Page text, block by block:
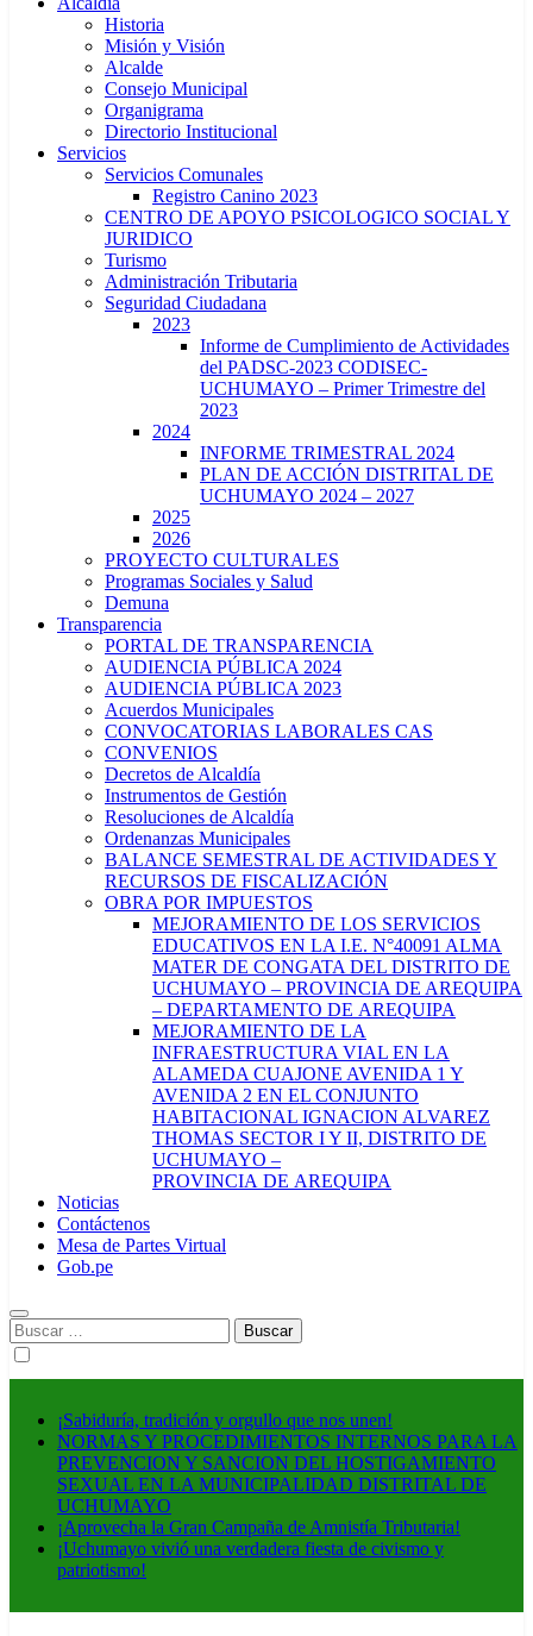
Historia
Misión y Visión
Alcalde
Consejo Municipal
Organigrama
Directorio Institucional
Servicios
Servicios Comunales
Registro Canino 2023
CENTRO DE APOYO PSICOLOGICO SOCIAL Y
JURIDICO
Turismo
Administración Tributaria
Seguridad Ciudadana
2023
Informe de Cumplimiento de Actividades
del PADSC-2023 CODISEC-
UCHUMAYO – Primer Trimestre del
2023
2024
INFORME TRIMESTRAL 2024
PLAN DE ACCIÓN DISTRITAL DE
UCHUMAYO 2024 – 2027
2025
2026
PROYECTO CULTURALES
Programas Sociales y Salud
Demuna
Transparencia
PORTAL DE TRANSPARENCIA
AUDIENCIA PÚBLICA 2024
AUDIENCIA PÚBLICA 2023
Acuerdos Municipales
CONVOCATORIAS LABORALES CAS
CONVENIOS
Decretos de Alcaldía
Instrumentos de Gestión
Resoluciones de Alcaldía
Ordenanzas Municipales
BALANCE SEMESTRAL DE ACTIVIDADES Y
RECURSOS DE FISCALIZACIÓN
OBRA POR IMPUESTOS
MEJORAMIENTO DE LOS SERVICIOS
EDUCATIVOS EN LA I.E. N°40091 ALMA
MATER DE CONGATA DEL DISTRITO DE
UCHUMAYO – PROVINCIA DE AREQUIPA
– DEPARTAMENTO DE AREQUIPA
MEJORAMIENTO DE LA
INFRAESTRUCTURA VIAL EN LA
ALAMEDA CUAJONE AVENIDA 1 Y
AVENIDA 2 EN EL CONJUNTO
HABITACIONAL IGNACION ALVAREZ
THOMAS SECTOR I Y II, DISTRITO DE
UCHUMAYO –
PROVINCIA DE AREQUIPA
Noticias
Contáctenos
Mesa de Partes Virtual
Gob.pe
Buscar:
¡Sabiduría, tradición y orgullo que nos unen!
NORMAS Y PROCEDIMIENTOS INTERNOS PARA LA
PREVENCION Y SANCION DEL HOSTIGAMIENTO
SEXUAL EN LA MUNICIPALIDAD DISTRITAL DE
UCHUMAYO
¡Aprovecha la Gran Campaña de Amnistía Tributaria!
¡Uchumayo vivió una verdadera fiesta de civismo y
patriotismo!